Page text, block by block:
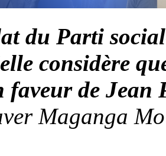
du Parti
considère
faveur de Jean
Maganga